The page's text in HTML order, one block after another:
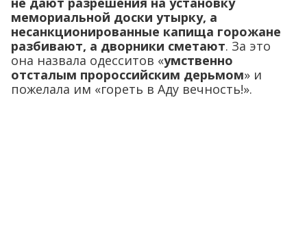
мемориальной доски утырку, а
несанкционированные капища горожане
разбивают, а дворники сметают. За это
она назвала одесситов «умственно
отсталым пророссийским дерьмом» и
пожелала им «гореть в Аду вечность!».